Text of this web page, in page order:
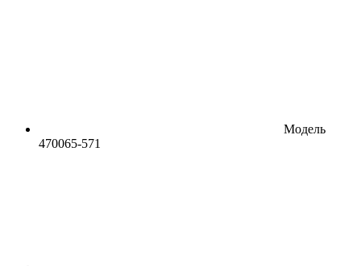
Модель
470065-571